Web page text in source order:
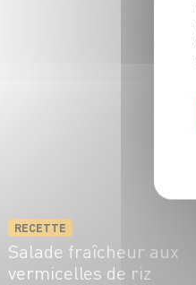
RECETTE
Salade fraîcheur aux
vermicelles de riz